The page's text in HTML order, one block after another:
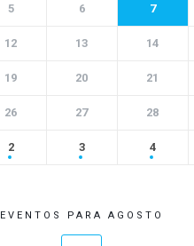
5 6 7
12 13 14
19 20 21
26 27 28
2 3 4
EVENTOS PARA AGOSTO